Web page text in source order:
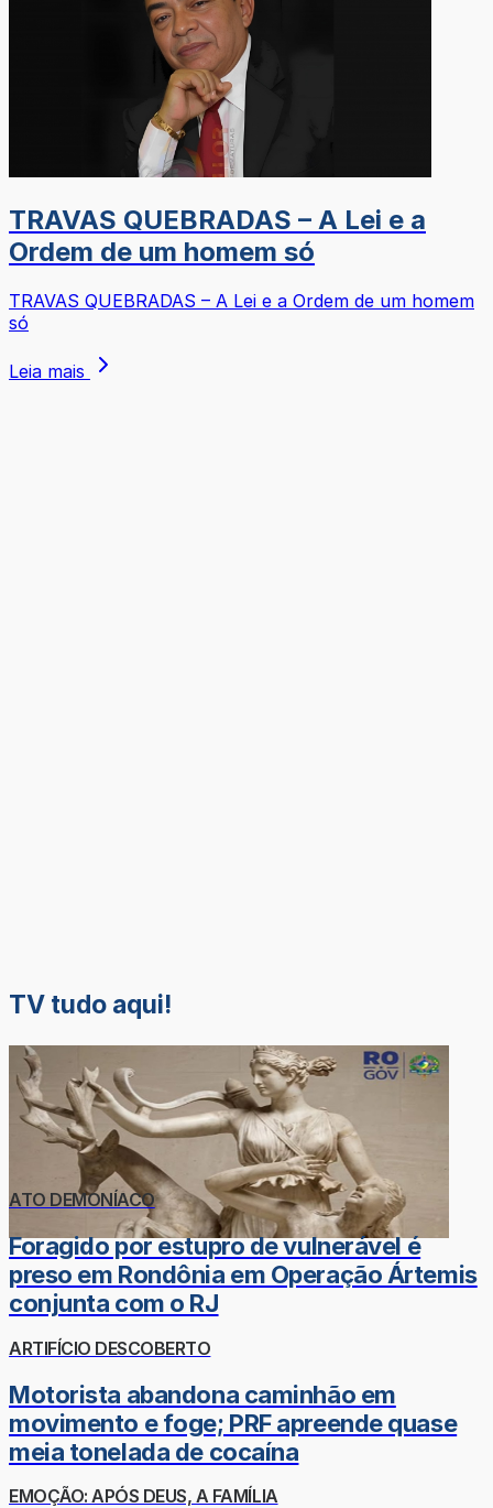
TRAVAS QUEBRADAS – A Lei e a
Ordem de um homem só
TRAVAS QUEBRADAS – A Lei e a Ordem de um homem
só
Leia mais
TV tudo aqui!
ATO DEMONÍACO
Foragido por estupro de vulnerável é
preso em Rondônia em Operação Ártemis
conjunta com o RJ
ARTIFÍCIO DESCOBERTO
Motorista abandona caminhão em
movimento e foge; PRF apreende quase
meia tonelada de cocaína
EMOÇÃO: APÓS DEUS, A FAMÍLIA